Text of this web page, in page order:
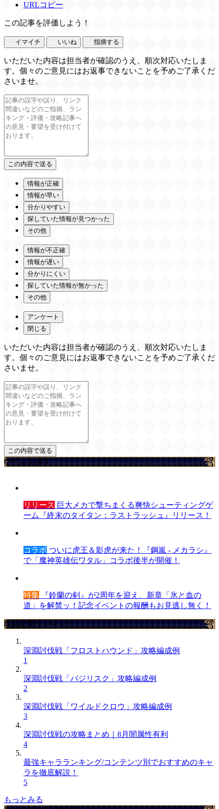
URLコピー
この記事を評価しよう！
イマイチ いいね 指摘する
いただいた内容は担当者が確認のうえ、順次対応いたしま
す。個々のご意見にはお返事できないことを予めご了承くだ
さいませ。
情報が正確
情報が早い
分かりやすい
探していた情報が見つかった
その他
情報が不正確
情報が遅い
分かりにくい
探していた情報が無かった
その他
アンケート
閉じる
いただいた内容は担当者が確認のうえ、順次対応いたしま
す。個々のご意見にはお返事できないことを予めご了承くだ
さいませ。
ゲームを探す
リリース 巨大メカで撃ちまくる爽快シューティングゲ
ーム『終末のタイタン：ラストラッシュ』リリース！
コラボ ついに虎王＆影虎が来た！『鋼嵐 - メカラシ』
で「魔神英雄伝ワタル」コラボ後半が開催！
特集 『鈴蘭の剣』が2周年を迎え、新章「氷と血の
道」を解禁ッ！記念イベントの報酬もお見逃し無く！
攻略記事ランキング
深淵討伐戦「フロストハウンド」攻略編成例
1
深淵討伐戦「バジリスク」攻略編成例
2
深淵討伐戦「ワイルドクロウ」攻略編成例
3
深淵討伐戦の攻略まとめ｜8月闇属性有利
4
最強キャラランキング/コンテンツ別でおすすめのキャ
ラを徹底解説！
5
もっとみる